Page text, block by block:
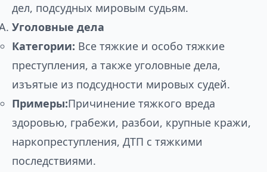
дел, подсудных мировым судьям.
Уголовные дела
Категории: Все тяжкие и особо тяжкие
преступления, а также уголовные дела,
изъятые из подсудности мировых судей.
Примеры:Причинение тяжкого вреда
здоровью, грабежи, разбои, крупные кражи,
наркопреступления, ДТП с тяжкими
последствиями.